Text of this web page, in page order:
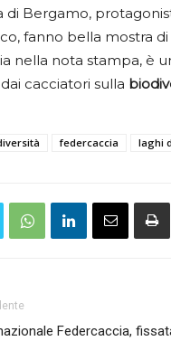
di Bergamo,
fanno bella mostra di
nella nota stampa, è
cacciatori sulla
federcaccia laghi
Federcaccia,